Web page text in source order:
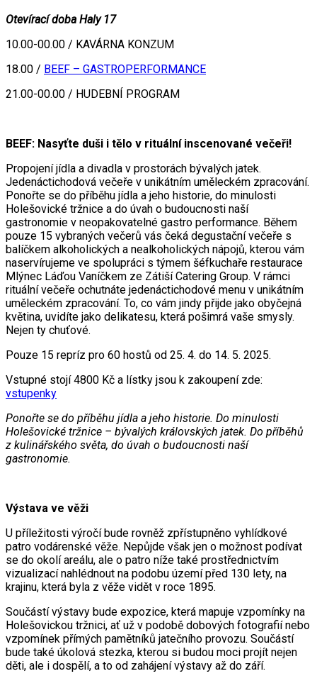
Otevírací doba Haly 17
10.00-00.00 / KAVÁRNA KONZUM
18.00 / BEEF – GASTROPERFORMANCE
21.00-00.00 / HUDEBNÍ PROGRAM
BEEF: Nasyťte duši i tělo v rituální inscenované večeři!
Propojení jídla a divadla v prostorách bývalých jatek.
Jedenáctichodová večeře v unikátním uměleckém zpracování.
Ponořte se do příběhu jídla a jeho historie, do minulosti
Holešovické tržnice a do úvah o budoucnosti naší
gastronomie v neopakovatelné gastro performance. Během
pouze 15 vybraných večerů vás čeká degustační večeře s
balíčkem alkoholických a nealkoholických nápojů, kterou vám
naservírujeme ve spolupráci s týmem šéfkuchaře restaurace
Mlýnec Láďou Vaníčkem ze Zátiší Catering Group. V rámci
rituální večeře ochutnáte jedenáctichodové menu v unikátním
uměleckém zpracování. To, co vám jindy přijde jako obyčejná
květina, uvidíte jako delikatesu, která pošimrá vaše smysly.
Nejen ty chuťové.
Pouze 15 repríz pro 60 hostů od 25. 4. do 14. 5. 2025.
Vstupné stojí 4800 Kč a lístky jsou k zakoupení zde:
vstupenky
Ponořte se do příběhu jídla a jeho historie. Do minulosti
Holešovické tržnice – bývalých královských jatek. Do příběhů
z kulinářského světa, do úvah o budoucnosti naší
gastronomie.
Výstava ve věži
U příležitosti výročí bude rovněž zpřístupněno vyhlídkové
patro vodárenské věže. Nepůjde však jen o možnost podívat
se do okolí areálu, ale o patro níže také prostřednictvím
vizualizací nahlédnout na podobu území před 130 lety, na
krajinu, která byla z věže vidět v roce 1895.
Součástí výstavy bude expozice, která mapuje vzpomínky na
Holešovickou tržnici, ať už v podobě dobových fotografií nebo
vzpomínek přímých pamětníků jatečního provozu. Součástí
bude také úkolová stezka, kterou si budou moci projít nejen
děti, ale i dospělí, a to od zahájení výstavy až do září.